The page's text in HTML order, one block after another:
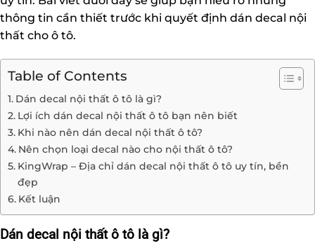
thông tin cần thiết trước khi quyết định dán decal nội
thất cho ô tô.
Table of Contents
Dán decal nội thất ô tô là gì?
Lợi ích dán decal nội thất ô tô bạn nên biết
Khi nào nên dán decal nội thất ô tô?
Nên chọn loại decal nào cho nội thất ô tô?
KingWrap – Địa chỉ dán decal nội thất ô tô uy tín, bền
đẹp
Kết luận
Dán decal nội thất ô tô là gì?